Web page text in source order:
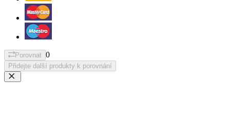
Porovnat 0
Přidejte další produkty k porovnání